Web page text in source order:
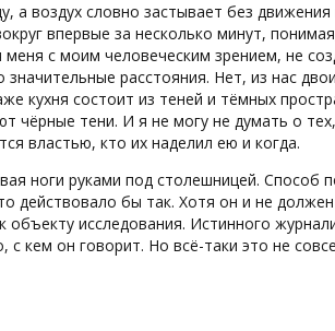
а воздух словно застывает без движения
впервые за несколько минут,
с моим человеческим зрением, не
расстояния. Нет, из нас
кухня состоит из теней и тёмных
тени. И я не могу не думать о
властью, кто их наделил ею и когда.
ноги руками под столешницей. Способ
действовало бы так. Хотя он и не
объекту исследования. Истинного
кем он говорит. Но всё-таки это не